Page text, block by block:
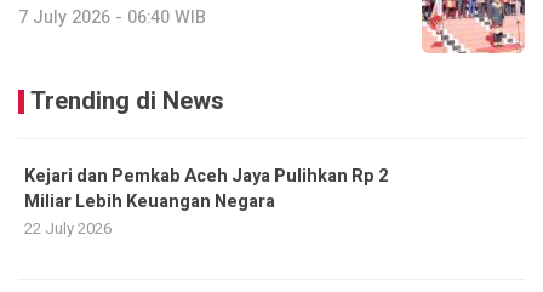
7 July 2026 - 06:40 WIB
Trending di News
Kejari dan Pemkab Aceh Jaya Pulihkan Rp 2
Miliar Lebih Keuangan Negara
22 July 2026